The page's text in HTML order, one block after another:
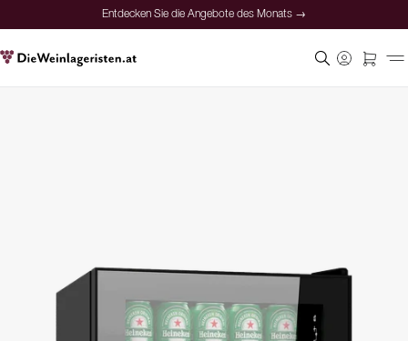
Entdecken Sie die Angebote des Monats →